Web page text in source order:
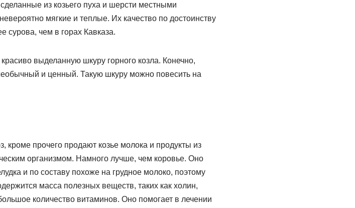
из козьего пуха и шерсти местными
мягкие и теплые. Их качество по достоинству
сурова, чем в горах Кавказа.
выделанную шкуру горного козла. Конечно,
и ценный. Такую шкуру можно повесить на
кроме прочего продают козье молока и продукты из
организмом. Намного лучше, чем коровье. Оно
и по составу похоже на грудное молоко, поэтому
масса полезных веществ, таких как холин,
количество витаминов. Оно помогает в лечении